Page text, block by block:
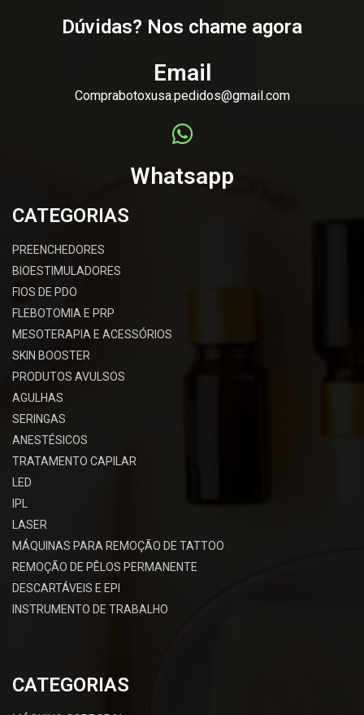
Dúvidas? Nos chame agora
Email
Comprabotoxusa.pedidos@gmail.com
Whatsapp
CATEGORIAS
PREENCHEDORES
BIOESTIMULADORES
FIOS DE PDO
FLEBOTOMIA E PRP
MESOTERAPIA E ACESSÓRIOS
SKIN BOOSTER
PRODUTOS AVULSOS
AGULHAS
SERINGAS
ANESTÉSICOS
TRATAMENTO CAPILAR
LED
IPL
LASER
MÁQUINAS PARA REMOÇÃO DE TATTOO
REMOÇÃO DE PÊLOS PERMANENTE
DESCARTÁVEIS E EPI
INSTRUMENTO DE TRABALHO
CATEGORIAS